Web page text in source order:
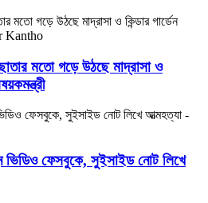
মতো গড়ে উঠছে মাদ্রাসা ও
ভিডিও ফেসবুকে, সুইসাইড নোট লিখে